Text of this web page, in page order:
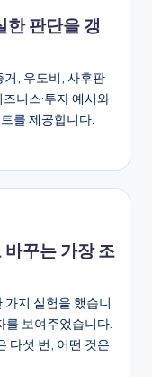
한 판단을 갱
, 우도비, 사후판
니스·투자 예시와
를 제공합니다.
꾸는 가장 조
지 실험을 했습니
를 보여주었습니다.
다섯 번, 어떤 것은